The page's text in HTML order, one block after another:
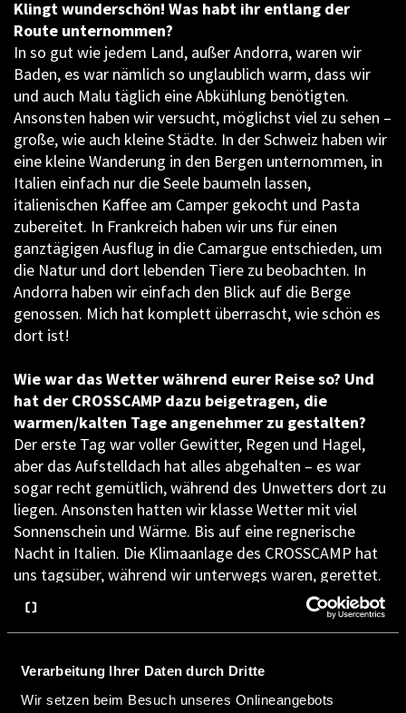
Verarbeitung Ihrer Daten durch Dritte
Wir setzen beim Besuch unseres Onlineangebots
Klingt wunderschön! Was habt ihr entlang der
Route unternommen?
In so gut wie jedem Land, außer Andorra, waren wir
Baden, es war nämlich so unglaublich warm, dass wir
und auch Malu täglich eine Abkühlung benötigten.
Ansonsten haben wir versucht, möglichst viel zu sehen –
große, wie auch kleine Städte. In der Schweiz haben wir
eine kleine Wanderung in den Bergen unternommen, in
Italien einfach nur die Seele baumeln lassen,
italienischen Kaffee am Camper gekocht und Pasta
zubereitet. In Frankreich haben wir uns für einen
ganztägigen Ausflug in die Camargue entschieden, um
die Natur und dort lebenden Tiere zu beobachten. In
Andorra haben wir einfach den Blick auf die Berge
genossen. Mich hat komplett überrascht, wie schön es
dort ist!
Wie war das Wetter während eurer Reise so? Und
hat der CROSSCAMP dazu beigetragen, die
warmen/kalten Tage angenehmer zu gestalten?
Der erste Tag war voller Gewitter, Regen und Hagel,
aber das Aufstelldach hat alles abgehalten – es war
sogar recht gemütlich, während des Unwetters dort zu
liegen. Ansonsten hatten wir klasse Wetter mit viel
Sonnenschein und Wärme. Bis auf eine regnerische
Nacht in Italien. Die Klimaanlage des CROSSCAMP hat
uns tagsüber, während wir unterwegs waren, gerettet.
Abends konnten wir durch das Öffnen beider
Schiebetüren für eine herrliche Brise sorgen. Von der
Standheizung mussten wir keinen Gebrauch machen,
obwohl wir in Andorra kurz darüber nachgedacht haben.